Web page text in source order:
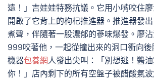
遠！」吉娃娃特務抗議。它用小嘴咬住
開啟了它背上的枸杞推進器。推進器發
煮聲，伴隨著一股濃郁的蔘味爆發。廖
999咬著他，一起從撞出來的洞口衝向
機器包養網人發出尖叫：「別想逃！醬
你！」店內剩下的所有空盤子被醋酸氣